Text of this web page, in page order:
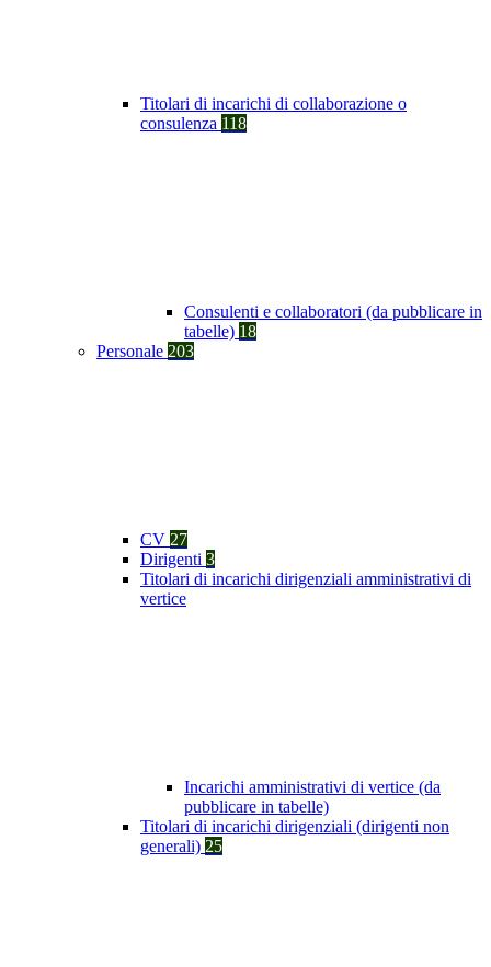
Titolari di incarichi di collaborazione o
consulenza 118
Consulenti e collaboratori (da pubblicare in
tabelle) 18
Personale 203
CV 27
Dirigenti 3
Titolari di incarichi dirigenziali amministrativi di
vertice
Incarichi amministrativi di vertice (da
pubblicare in tabelle)
Titolari di incarichi dirigenziali (dirigenti non
generali) 25